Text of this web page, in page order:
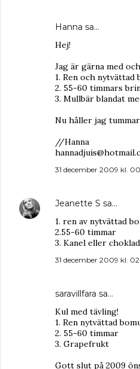
Hanna sa…
Hej!
Jag är gärna med
1. Ren och nytvättad
2. 55-60 timmars
3. Mullbär blandat
Nu håller jag
//Hanna
31 december 2009 kl.
Jeanette S sa…
1. ren av nytvättad
2.55-60 timmar
3. Kanel eller
31 december 2009 kl.
saravillfara sa…
Kul med tävling!
1. Ren nytvättad
2. 55-60 timmar
3. Grapefrukt
Gott slut på 2009